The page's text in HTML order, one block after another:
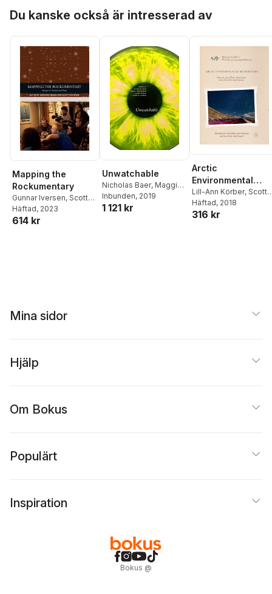
Du kanske också är intresserad av
Mapping the
Rockumentary
Gunnar Iversen, Scott
MacKenzie
Häftad, 2023
614 kr
Unwatchable
Nicholas Baer, Maggie
Hennefeld,Laura
Horak ,Gunnar Iversen
Inbunden, 2019
1 121 kr
Arctic
Environmental
Modernities
Lill-Ann Körber, Scott
MacKenzie,Anna
Westerståhl Stenport
Häftad, 2018
316 kr
Mina sidor
Hjälp
Om Bokus
Populärt
Inspiration
Bokus @